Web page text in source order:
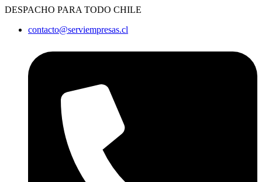
Ir
contenido
DESPACHO PARA TODO CHILE
contacto@serviempresas.cl